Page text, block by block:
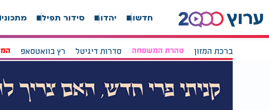
חדשות יהדות סידור תפילה
ברכת המזון טהרת המשפחה סדרות דיגיטל רץ בוואטסאפ